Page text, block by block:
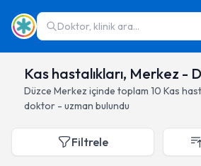
Doktor, klinik ara...
Kas hastalıkları, Merkez -
Düzce Merkez içinde toplam 10 Kas
doktor - uzman bulundu
Filtrele